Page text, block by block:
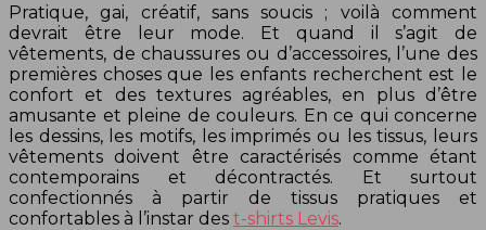
Pratique, gai, créatif, sans soucis ; voilà comment
devrait être leur mode. Et quand il s’agit de
vêtements, de chaussures ou d’accessoires, l’une des
premières choses que les enfants recherchent est le
confort et des textures agréables, en plus d’être
amusante et pleine de couleurs. En ce qui concerne
les dessins, les motifs, les imprimés ou les tissus, leurs
vêtements doivent être caractérisés comme étant
contemporains et décontractés. Et surtout
confectionnés à partir de tissus pratiques et
confortables à l’instar des t-shirts Levis.